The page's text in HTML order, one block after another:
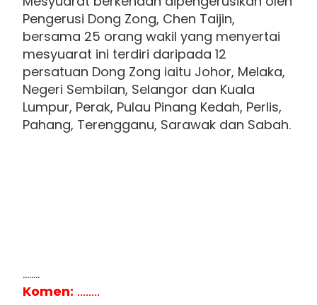
Pengerusi Dong Zong, Chen Taijin,
bersama 25 orang wakil yang menyertai
mesyuarat ini terdiri daripada 12
persatuan Dong Zong iaitu Johor, Melaka,
Negeri Sembilan, Selangor dan Kuala
Lumpur, Perak, Pulau Pinang Kedah, Perlis,
Pahang, Terengganu, Sarawak dan Sabah.
........
Komen: ........